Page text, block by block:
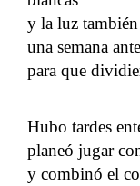
y la luz
una semana
para que
Hubo tardes
planeó jugar
y combinó el